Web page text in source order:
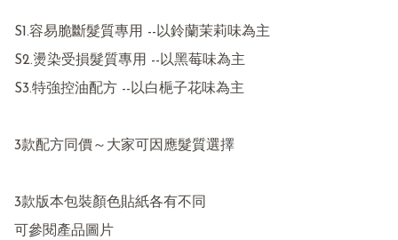
S1.容易脆斷髮質專用 --以鈴蘭茉莉味為主
S2.燙染受損髮質專用 --以黑莓味為主
S3.特強控油配方 --以白梔子花味為主
3款配方同價～大家可因應髮質選擇
3款版本包裝顏色貼紙各有不同
可參閱產品圖片